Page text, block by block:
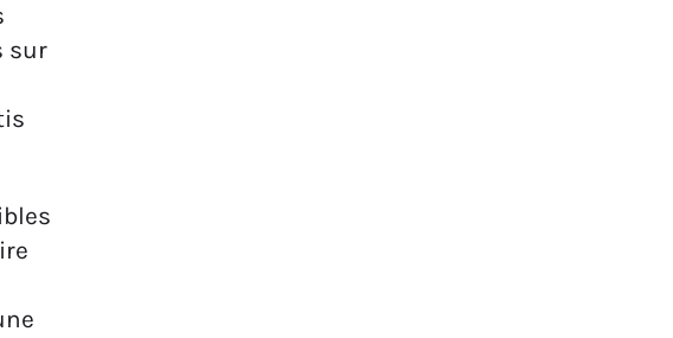
sur